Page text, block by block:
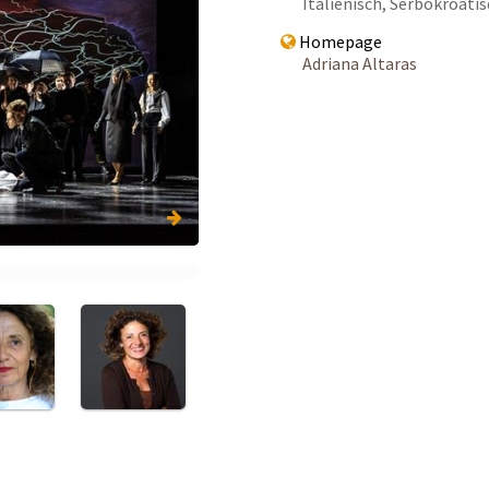
Homepage
Adriana Altaras